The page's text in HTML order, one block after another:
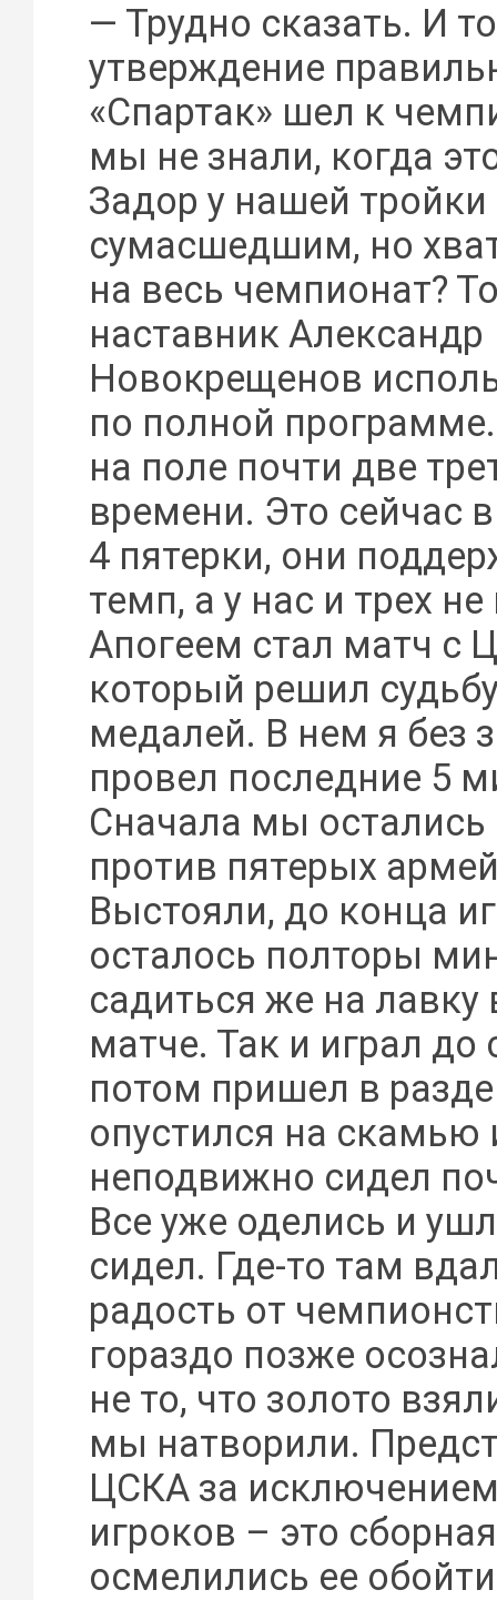
— Трудно сказать. И
утверждение
«Спартак» шел к
мы не знали, когда
Задор у нашей
сумасшедшим, но
на весь чемпионат?
наставник Александр
Новокрещенов
по полной
на поле почти две
времени. Это сейчас
4 пятерки, они
темп, а у нас и трех
Апогеем стал матч с
который решил
медалей. В нем я без
провел последние 5
Сначала мы остались
против пятерых
Выстояли, до конца
осталось полторы
садиться же на лавку
матче. Так и играл до
потом пришел в
опустился на скамью
неподвижно сидел
Все уже оделись и
сидел. Где-то там
радость от
гораздо позже
не то, что золото
мы натворили.
ЦСКА за исключением
игроков – это
осмелились ее